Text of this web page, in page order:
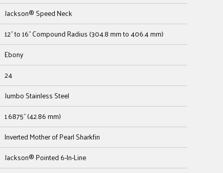
Jackson® Speed Neck
12" to 16" Compound Radius (304.8 mm to 406.4 mm)
Ebony
24
Jumbo Stainless Steel
1.6875" (42.86 mm)
Inverted Mother of Pearl Sharkfin
Jackson® Pointed 6-In-Line